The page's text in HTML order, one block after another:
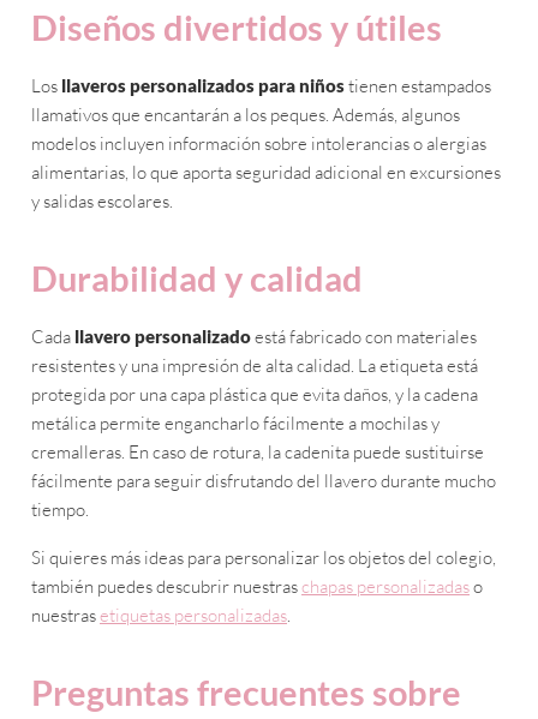
Diseños divertidos y útiles
Los llaveros personalizados para niñostienen estampados
llamativos que encantarán a los peques. Además, algunos
modelos incluyen información sobre intolerancias o alergias
alimentarias, lo que aporta seguridad adicional en excursiones
y salidas escolares.
Durabilidad y calidad
Cada llavero personalizadoestá fabricado con materiales
resistentes y una impresión de alta calidad. La etiqueta está
protegida por una capa plástica que evita daños, y la cadena
metálica permite engancharlo fácilmente a mochilas y
cremalleras. En caso de rotura, la cadenita puede sustituirse
fácilmente para seguir disfrutando del llavero durante mucho
tiempo.
Si quieres más ideas para personalizar los objetos del colegio,
también puedes descubrir nuestraschapas personalizadaso
nuestrasetiquetas personalizadas.
Preguntas frecuentes sobre